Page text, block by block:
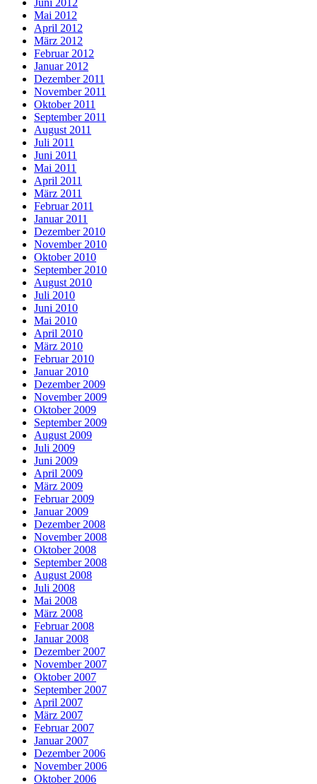
Mai 2012
April 2012
März 2012
Februar 2012
Januar 2012
Dezember 2011
November 2011
Oktober 2011
September 2011
August 2011
Juli 2011
Juni 2011
Mai 2011
April 2011
März 2011
Februar 2011
Januar 2011
Dezember 2010
November 2010
Oktober 2010
September 2010
August 2010
Juli 2010
Juni 2010
Mai 2010
April 2010
März 2010
Februar 2010
Januar 2010
Dezember 2009
November 2009
Oktober 2009
September 2009
August 2009
Juli 2009
Juni 2009
April 2009
März 2009
Februar 2009
Januar 2009
Dezember 2008
November 2008
Oktober 2008
September 2008
August 2008
Juli 2008
Mai 2008
März 2008
Februar 2008
Januar 2008
Dezember 2007
November 2007
Oktober 2007
September 2007
April 2007
März 2007
Februar 2007
Januar 2007
Dezember 2006
November 2006
Oktober 2006